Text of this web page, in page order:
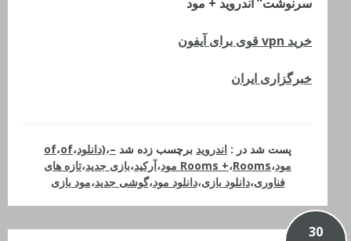
خرید vpn قوی برای آیفون
خبرگزاری ایران
پست شد در : اندروید برچسب زده شد –،(دانلود، of،of
مود، Rooms +،Rooms مود ،آرکید،بازی جدید،تازه های
فناوری،دانلود بازی،دانلود مود،گوشی جدید،مود بازی
30